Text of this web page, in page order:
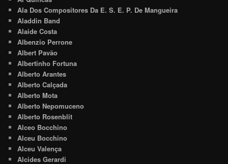
Ala Dos Compositores Da E. S. E. P. De Mangueira
Aladdin Band
Alaide Costa
Albenzio Perrone
Albert Pavão
Albertinho Fortuna
Alberto Arantes
Alberto Calçada
Alberto Mota
Alberto Nepomuceno
Alberto Rosenblit
Alceo Bocchino
Alceu Bocchino
Alceu Valença
Alcides Gerardi